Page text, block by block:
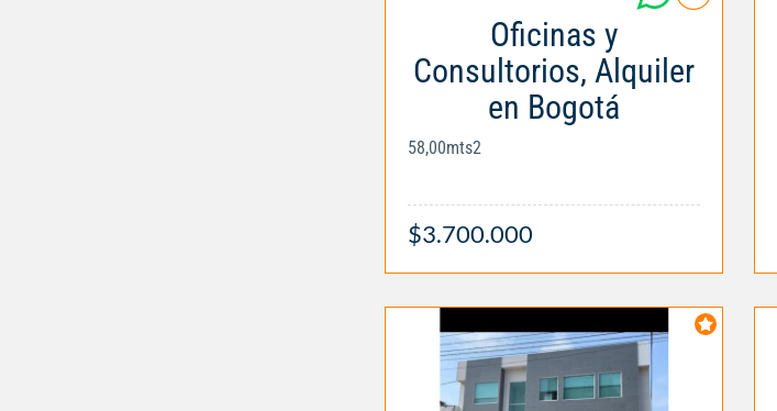
Oficinas y
Consultorios, Alquiler
en Bogotá
58,00mts2
$3.700.000